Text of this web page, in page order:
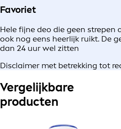
Favoriet
Hele fijne deo die geen strepen
ook nog eens heerlijk ruikt. De
dan 24 uur wel zitten
Disclaimer met betrekking tot
Vergelijkbare
producten